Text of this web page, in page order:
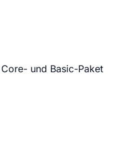
und Basic-Paket